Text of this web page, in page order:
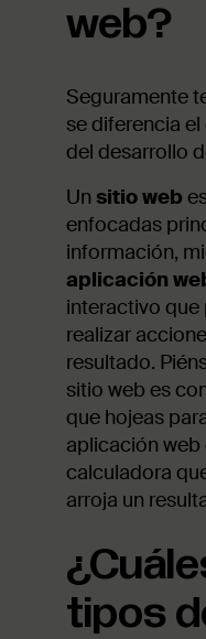
web?
Seguramente
se diferencia
del desarrollo
Un sitio web
enfocadas
información,
aplicación
interactivo que
realizar
resultado.
sitio web es
que hojeas
aplicación
calculadora
arroja un
tipos